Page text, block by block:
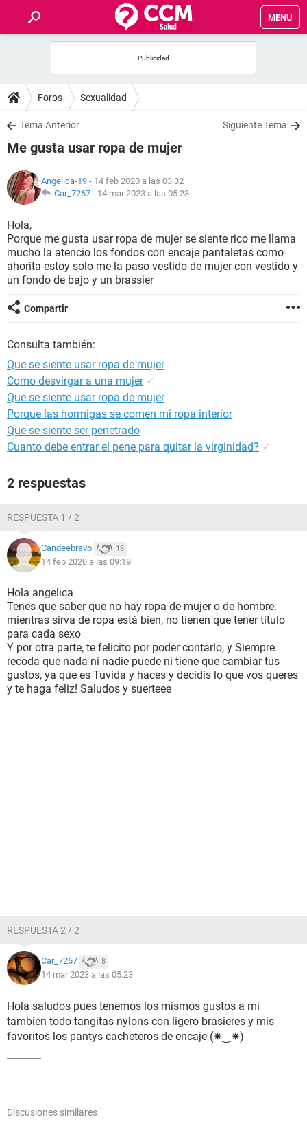
MENU
FOROS
SALUD
FAMILIA
NUTRICIÓN
BIENESTAR
SEXUALIDAD
GLOSARIO
Foros Sexualidad
Tema Anterior Siguiente Tema
Me gusta usar ropa de mujer
Angelica-19 - 14 feb 2020 a las 03:32
Car_7267 - 14 mar 2023 a las 05:23
Hola,
Porque me gusta usar ropa de mujer se siente rico me llama
mucho la atencio los fondos con encaje pantaletas como
ahorita estoy solo me la paso vestido de mujer con vestido y
un fondo de bajo y un brassier
Compartir
Consulta también:
Que se siente usar ropa de mujer
Como desvirgar a una mujer ✓
Que se siente usar ropa de mujer
Porque las hormigas se comen mi ropa interior
Que se siente ser penetrado
Cuanto debe entrar el pene para quitar la virginidad? ✓
2 respuestas
RESPUESTA 1 / 2
Candeebravo 19
14 feb 2020 a las 09:19
Hola angelica
Tenes que saber que no hay ropa de mujer o de hombre,
mientras sirva de ropa está bien, no tienen que tener título
para cada sexo
Y por otra parte, te felicito por poder contarlo, y Siempre
recoda que nada ni nadie puede ni tiene que cambiar tus
gustos, ya que es Tuvida y haces y decidís lo que vos queres
y te haga feliz! Saludos y suerteee
RESPUESTA 2 / 2
Car_7267 8
14 mar 2023 a las 05:23
Hola saludos pues tenemos los mismos gustos a mi
también todo tangitas nylons con ligero brasieres y mis
favoritos los pantys cacheteros de encaje (⁠✷⁠‿⁠✷⁠)
Discusiones similares